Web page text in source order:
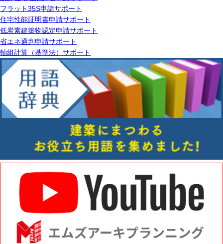
フラット35S申請サポート
住宅性能証明書申請サポート
低炭素建築物認定申請サポート
省エネ適判申請サポート
軸組計算（基準法）サポート